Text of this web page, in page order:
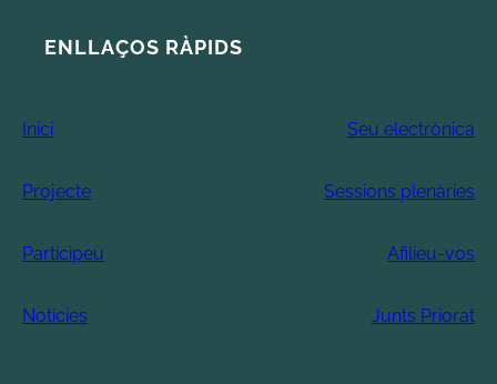
ENLLAÇOS RÀPIDS
Inici Seu electrònica
Projecte Sessions plenàries
Participeu Afilieu-vos
Notícies Junts Priorat